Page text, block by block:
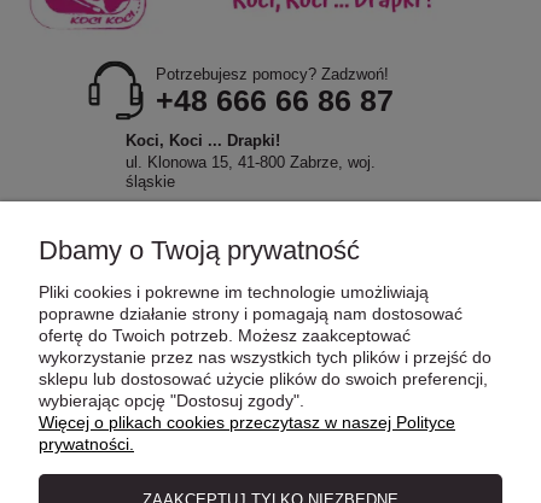
Potrzebujesz pomocy? Zadzwoń!
+48 666 66 86 87
Koci, Koci ... Drapki!
ul. Klonowa 15, 41-800 Zabrze, woj.
śląskie
POMOC
MOJE KONTO
PŁATNOŚCI I DOSTAWA
Dbamy o Twoją prywatność
Pliki cookies i pokrewne im technologie umożliwiają
poprawne działanie strony i pomagają nam dostosować
ofertę do Twoich potrzeb. Możesz zaakceptować
wykorzystanie przez nas wszystkich tych plików i przejść do
sklepu lub dostosować użycie plików do swoich preferencji,
wybierając opcję "Dostosuj zgody".
Więcej o plikach cookies przeczytasz w naszej Polityce
prywatności.